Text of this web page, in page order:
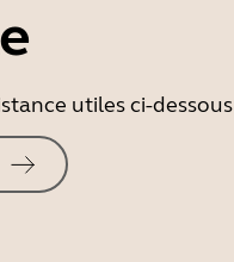
utiles ci-dessous